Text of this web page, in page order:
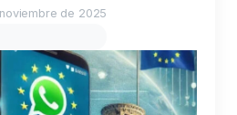
de 2025